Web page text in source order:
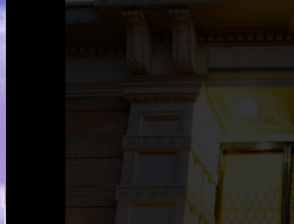
Peligroso
y Lesiones